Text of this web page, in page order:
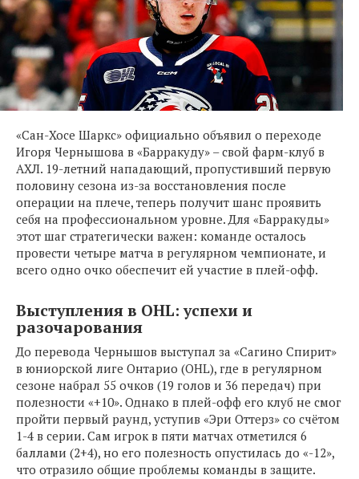
«Сан-Хосе Шаркс» официально объявил о переходе
Игоря Чернышова в «Барракуду» – свой фарм-клуб в
АХЛ. 19-летний нападающий, пропустивший первую
половину сезона из-за восстановления после
операции на плече, теперь получит шанс проявить
себя на профессиональном уровне. Для «Барракуды»
этот шаг стратегически важен: команде осталось
провести четыре матча в регулярном чемпионате, и
всего одно очко обеспечит ей участие в плей-офф.
Выступления в OHL: успехи и
разочарования
До перевода Чернышов выступал за «Сагино Спирит»
в юниорской лиге Онтарио (OHL), где в регулярном
сезоне набрал 55 очков (19 голов и 36 передач) при
полезности «+10». Однако в плей-офф его клуб не смог
пройти первый раунд, уступив «Эри Оттерз» со счётом
1-4 в серии. Сам игрок в пяти матчах отметился 6
баллами (2+4), но его полезность опустилась до «-12»,
что отразило общие проблемы команды в защите.